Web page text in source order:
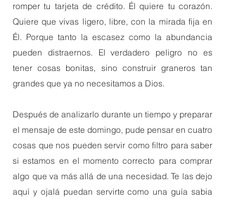
romper tu tarjeta de crédito. Él quiere tu corazón.
Quiere que vivas ligero, libre, con la mirada fija en
Él. Porque tanto la escasez como la abundancia
pueden distraernos. El verdadero peligro no es
tener cosas bonitas, sino construir graneros tan
grandes que ya no necesitamos a Dios.
Después de analizarlo durante un tiempo y preparar
el mensaje de este domingo, pude pensar en cuatro
cosas que nos pueden servir como filtro para saber
si estamos en el momento correcto para comprar
algo que va más allá de una necesidad. Te las dejo
aquí y ojalá puedan servirte como una guía sabia